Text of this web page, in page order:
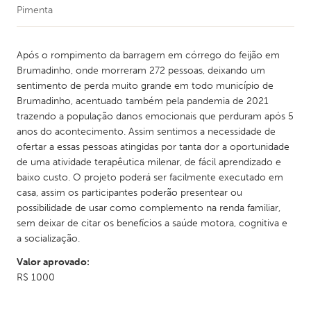
Pimenta
Após o rompimento da barragem em córrego do feijão em
Brumadinho, onde morreram 272 pessoas, deixando um
sentimento de perda muito grande em todo município de
Brumadinho, acentuado também pela pandemia de 2021
trazendo a população danos emocionais que perduram após 5
anos do acontecimento. Assim sentimos a necessidade de
ofertar a essas pessoas atingidas por tanta dor a oportunidade
de uma atividade terapêutica milenar, de fácil aprendizado e
baixo custo. O projeto poderá ser facilmente executado em
casa, assim os participantes poderão presentear ou
possibilidade de usar como complemento na renda familiar,
sem deixar de citar os benefícios a saúde motora, cognitiva e
a socialização.
Valor aprovado:
R$ 1000